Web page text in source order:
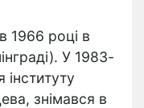
1966 році в
У 1983-
знімався в